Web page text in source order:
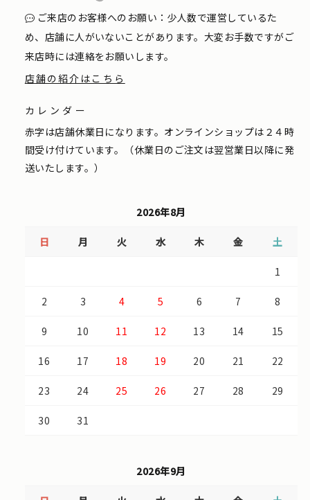
ご来店のお客様へのお願い：少人数で運営しているた
め、店舗に人がいないことがあります。大変お手数ですがご
来店時には連絡をお願いします。
店舗の紹介はこちら
カレンダー
赤字は店舗休業日になります。オンラインショップは２４時
間受け付けています。（休業日のご注文は翌営業日以降に発
送いたします。）
2026年8月
日 月 火 水 木 金 土
1
2 3 4 5 6 7 8
9 10 11 12 13 14 15
16 17 18 19 20 21 22
23 24 25 26 27 28 29
30 31
2026年9月